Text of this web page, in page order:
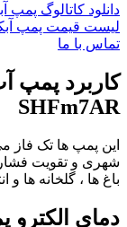
دانلود کاتالوگ پمپ
لیست قیمت پمپ
تماس با ما
SHFm7AR
این پمپ ها تک فاز
شهری و تقویت فشار
باغ ها ، گلخانه ها